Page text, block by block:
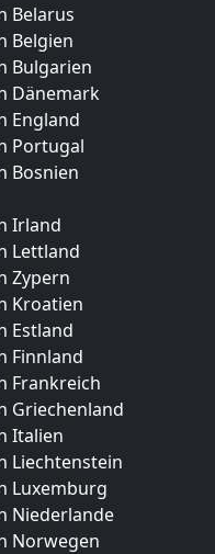
Belarus
Belgien
Bulgarien
Dänemark
England
Portugal
Bosnien
Irland
Lettland
Zypern
Kroatien
Estland
Finnland
Frankreich
Griechenland
Italien
Liechtenstein
Luxemburg
Niederlande
Norwegen